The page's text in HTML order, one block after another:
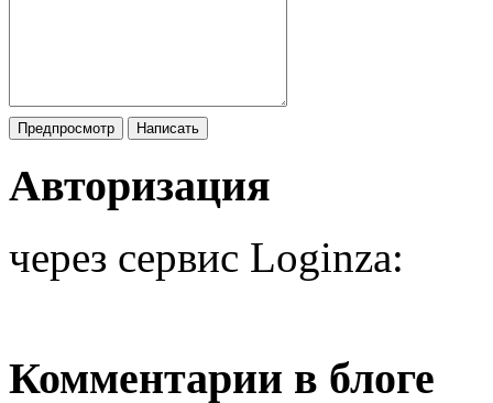
Авторизация
через сервис Loginza:
Комментарии в блоге